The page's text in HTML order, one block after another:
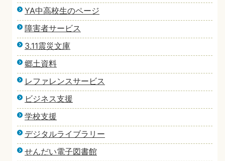
YA中高校生のページ
障害者サービス
3.11震災文庫
郷土資料
レファレンスサービス
ビジネス支援
学校支援
デジタルライブラリー
せんだい電子図書館